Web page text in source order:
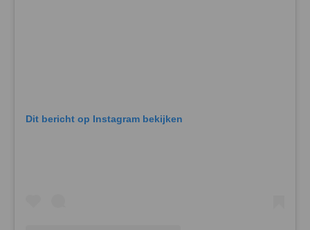
Dit bericht op Instagram bekijken